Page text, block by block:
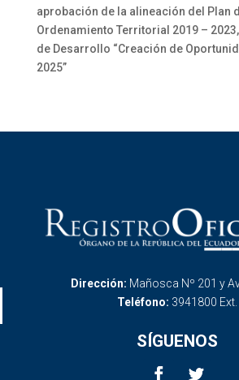
aprobación de la alineación del Plan
Ordenamiento Territorial 2019 –
de Desarrollo “Creación de
2025”
Dirección: Mañosca Nº 201 y
Teléfono: 3941800
SÍGUENOS